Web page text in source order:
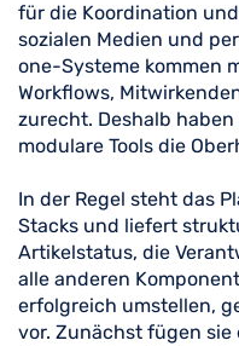
für die Koordination
sozialen Medien und
one-Systeme kommen
Workflows,
zurecht. Deshalb
modulare Tools die
In der Regel steht das
Stacks und liefert
Artikelstatus, die
alle anderen
erfolgreich umstellen,
vor. Zunächst fügen sie